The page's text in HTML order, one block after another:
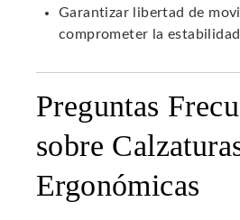
Garantizar libertad de
comprometer la
Preguntas
sobre
Ergonómicas